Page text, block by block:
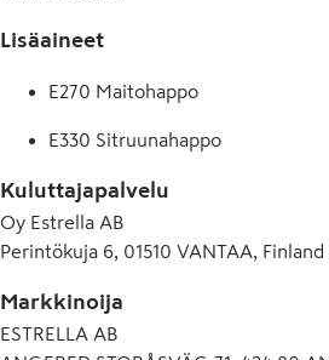
Lisäaineet
E270 Maitohappo
E330 Sitruunahappo
Kuluttajapalvelu
Oy Estrella AB
Perintökuja 6, 01510 VANTAA, Finland
Markkinoija
ESTRELLA AB